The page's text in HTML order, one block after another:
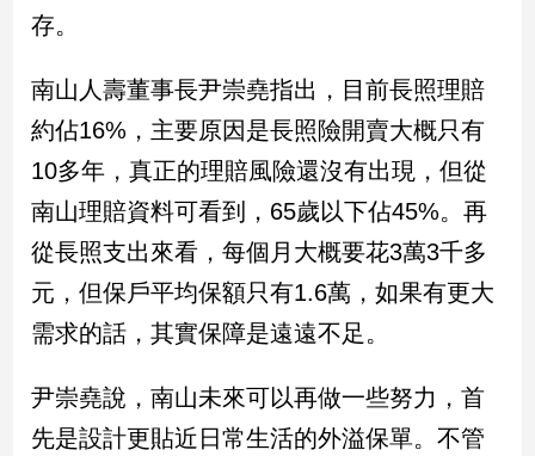
樂
樂
星
聞
流
行/
時
尚
追
生
活
存。
南山人壽董事長尹崇堯指出，目前長照理賠
約佔16%，主要原因是長照險開賣大概只有
10多年，真正的理賠風險還沒有出現，但從
南山理賠資料可看到，65歲以下佔45%。再
從長照支出來看，每個月大概要花3萬3千多
元，但保戶平均保額只有1.6萬，如果有更大
需求的話，其實保障是遠遠不足。
尹崇堯說，南山未來可以再做一些努力，首
先是設計更貼近日常生活的外溢保單。不管